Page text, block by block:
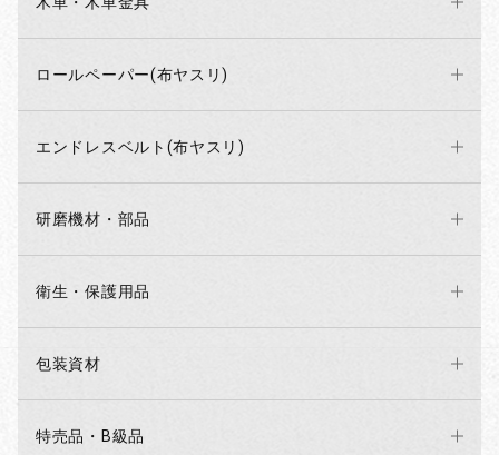
ロールペーパー(布ヤスリ)
エンドレスベルト(布ヤスリ)
研磨機材・部品
衛生・保護用品
包装資材
特売品・B級品
お買い物を続ける